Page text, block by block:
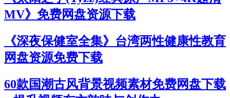
MV》免费网盘资源下载
《深夜保健室全集》台湾两性健康性教育
网盘资源免费下载
60款国潮古风背景视频素材免费网盘下载